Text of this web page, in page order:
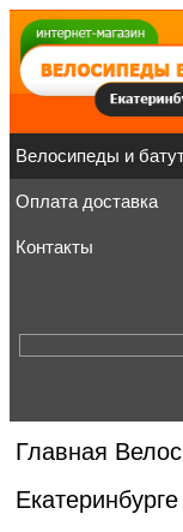
Велосипеды и
Оплата доставка
Контакты
Главная